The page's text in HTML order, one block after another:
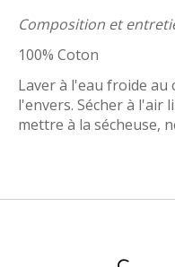
Composition et
100% Coton
Laver à l'eau froide au
l'envers. Sécher à l'air
mettre à la sécheuse,